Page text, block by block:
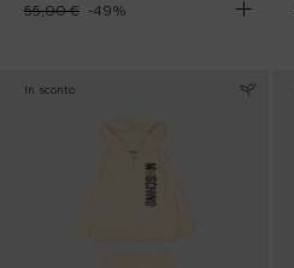
55,00 € -49%
In sconto